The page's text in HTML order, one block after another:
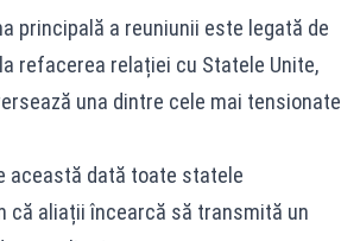
principală a reuniunii este legată de
refacerea relației cu Statele Unite,
una dintre cele mai tensionate
această dată toate statele
că aliații încearcă să transmită un